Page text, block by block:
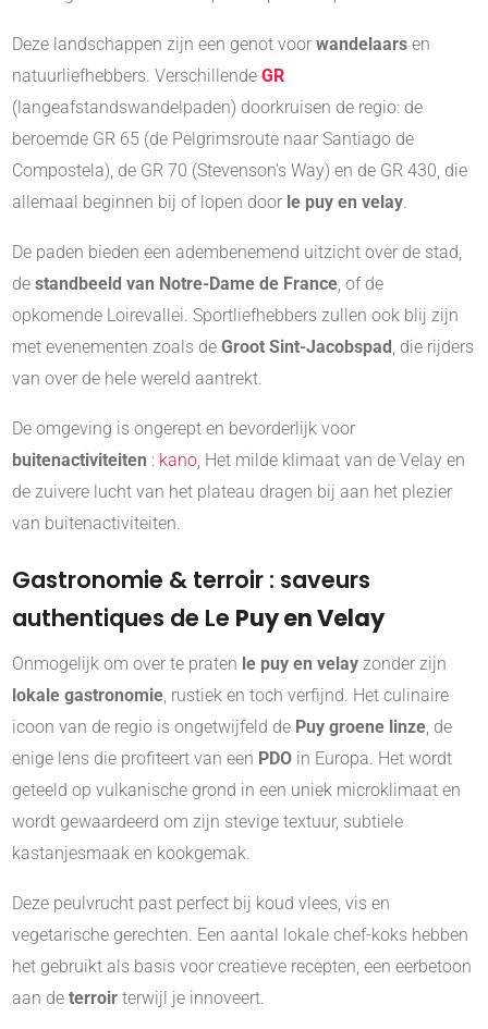
Deze landschappen zijn een genot voor wandelaars en
natuurliefhebbers. Verschillende GR
(langeafstandswandelpaden) doorkruisen de regio: de
beroemde GR 65 (de Pelgrimsroute naar Santiago de
Compostela), de GR 70 (Stevenson's Way) en de GR 430, die
allemaal beginnen bij of lopen door le puy en velay.
De paden bieden een adembenemend uitzicht over de stad,
de standbeeld van Notre-Dame de France, of de
opkomende Loirevallei. Sportliefhebbers zullen ook blij zijn
met evenementen zoals de Groot Sint-Jacobspad, die rijders
van over de hele wereld aantrekt.
De omgeving is ongerept en bevorderlijk voor
buitenactiviteiten : kano, Het milde klimaat van de Velay en
de zuivere lucht van het plateau dragen bij aan het plezier
van buitenactiviteiten.
Gastronomie & terroir : saveurs
authentiques de Le Puy en Velay
Onmogelijk om over te praten le puy en velay zonder zijn
lokale gastronomie, rustiek en toch verfijnd. Het culinaire
icoon van de regio is ongetwijfeld de Puy groene linze, de
enige lens die profiteert van een PDO in Europa. Het wordt
geteeld op vulkanische grond in een uniek microklimaat en
wordt gewaardeerd om zijn stevige textuur, subtiele
kastanjesmaak en kookgemak.
Deze peulvrucht past perfect bij koud vlees, vis en
vegetarische gerechten. Een aantal lokale chef-koks hebben
het gebruikt als basis voor creatieve recepten, een eerbetoon
aan de terroir terwijl je innoveert.